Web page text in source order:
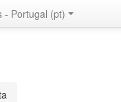
- Portugal (pt)